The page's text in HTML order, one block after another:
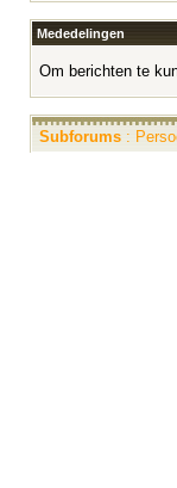
Mededelingen
Om berichten te
Subforums :